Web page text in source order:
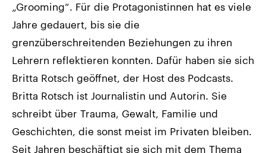
„Grooming“. Für die Protagonistinnen hat es viele
Jahre gedauert, bis sie die
grenzüberschreitenden Beziehungen zu ihren
Lehrern reflektieren konnten. Dafür haben sie sich
Britta Rotsch geöffnet, der Host des Podcasts.
Britta Rotsch ist Journalistin und Autorin. Sie
schreibt über Trauma, Gewalt, Familie und
Geschichten, die sonst meist im Privaten bleiben.
Seit Jahren beschäftigt sie sich mit dem Thema